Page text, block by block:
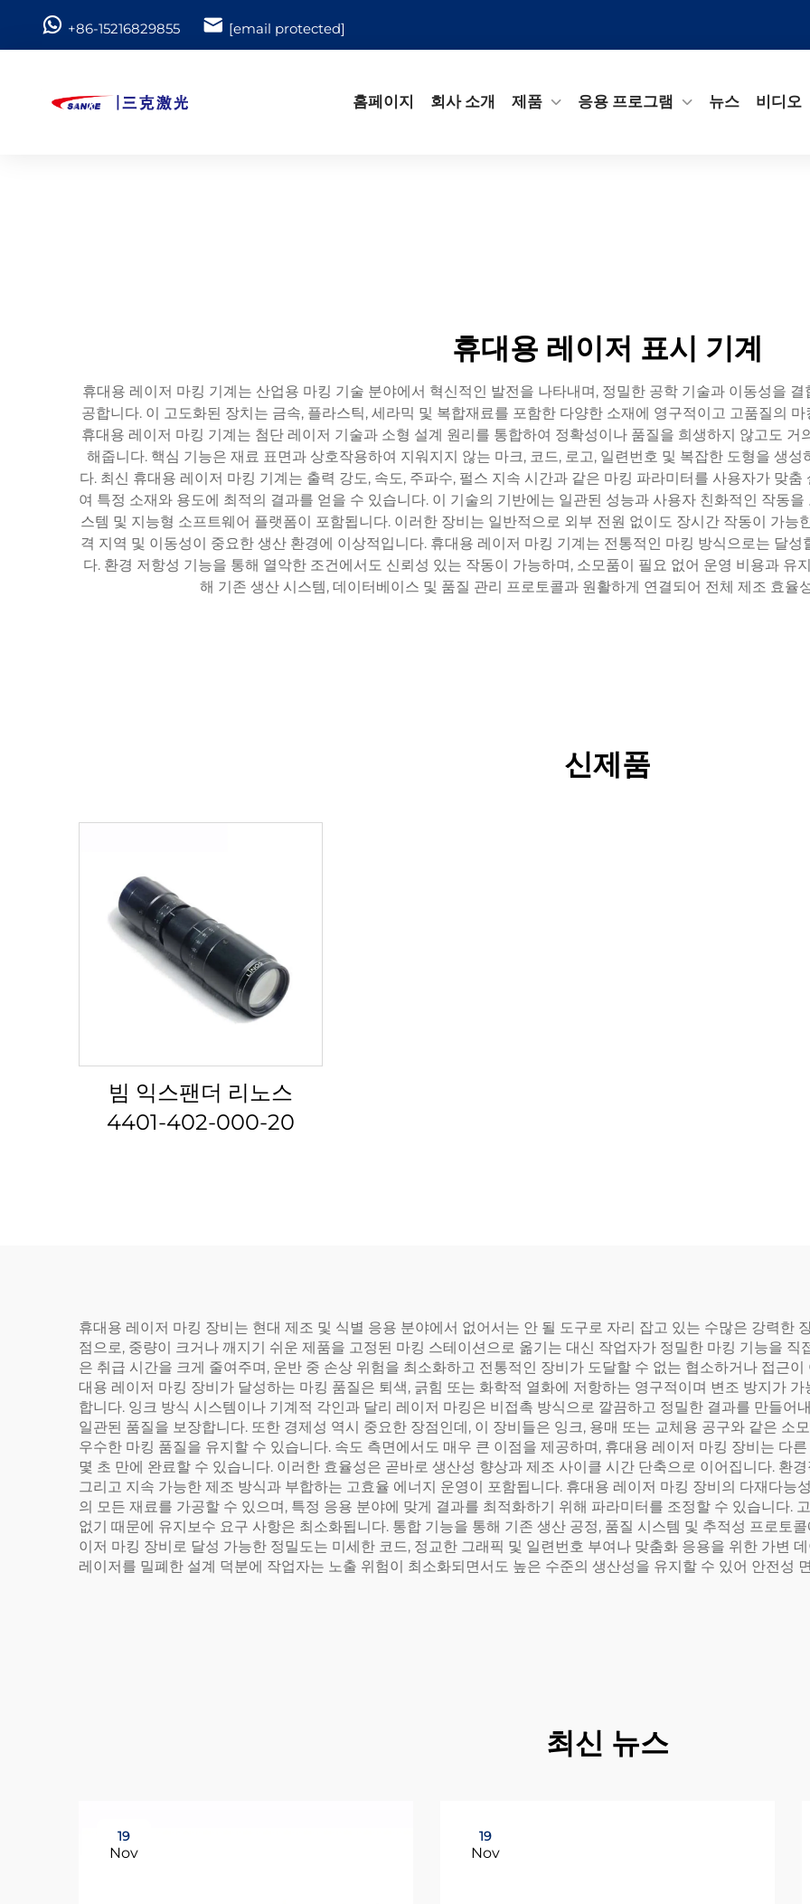
+86-15216829855 [email protected]
홈페이지 회사 소개 제품 응용 프로그램 뉴스 비디오
휴대용 레이저 표시 기계
휴대용 레이저 마킹 기계는 산업용 마킹 기술 분야에서 혁신적인 발전을 나타내며, 정밀한 공학 기술과 이동성을
공합니다. 이 고도화된 장치는 금속, 플라스틱, 세라믹 및 복합재료를 포함한 다양한 소재에 영구적이고 고품질의
휴대용 레이저 마킹 기계는 첨단 레이저 기술과 소형 설계 원리를 통합하여 정확성이나 품질을 희생하지 않고도
해줍니다. 핵심 기능은 재료 표면과 상호작용하여 지워지지 않는 마크, 코드, 로고, 일련번호 및 복잡한 도형을 생
다. 최신 휴대용 레이저 마킹 기계는 출력 강도, 속도, 주파수, 펄스 지속 시간과 같은 마킹 파라미터를 사용자가 맞
여 특정 소재와 용도에 최적의 결과를 얻을 수 있습니다. 이 기술의 기반에는 일관된 성능과 사용자 친화적인 작동
스템 및 지능형 소프트웨어 플랫폼이 포함됩니다. 이러한 장비는 일반적으로 외부 전원 없이도 장시간 작동이 가능
격 지역 및 이동성이 중요한 생산 환경에 이상적입니다. 휴대용 레이저 마킹 기계는 전통적인 마킹 방식으로는 달
다. 환경 저항성 기능을 통해 열악한 조건에서도 신뢰성 있는 작동이 가능하며, 소모품이 필요 없어 운영 비용과 유
해 기존 생산 시스템, 데이터베이스 및 품질 관리 프로토콜과 원활하게 연결되어 전체 제조 효율
신제품
빔 익스팬더 리노스
4401-402-000-20
휴대용 레이저 마킹 장비는 현대 제조 및 식별 응용 분야에서 없어서는 안 될 도구로 자리 잡고 있는 수많은 강력한
점으로, 중량이 크거나 깨지기 쉬운 제품을 고정된 마킹 스테이션으로 옮기는 대신 작업자가 정밀한 마킹 기능을
은 취급 시간을 크게 줄여주며, 운반 중 손상 위험을 최소화하고 전통적인 장비가 도달할 수 없는 협소하거나 접근
대용 레이저 마킹 장비가 달성하는 마킹 품질은 퇴색, 긁힘 또는 화학적 열화에 저항하는 영구적이며 변조 방지가
합니다. 잉크 방식 시스템이나 기계적 각인과 달리 레이저 마킹은 비접촉 방식으로 깔끔하고 정밀한 결과를 만들어
일관된 품질을 보장합니다. 또한 경제성 역시 중요한 장점인데, 이 장비들은 잉크, 용매 또는 교체용 공구와 같은 소
우수한 마킹 품질을 유지할 수 있습니다. 속도 측면에서도 매우 큰 이점을 제공하며, 휴대용 레이저 마킹 장비는 다
몇 초 만에 완료할 수 있습니다. 이러한 효율성은 곧바로 생산성 향상과 제조 사이클 시간 단축으로 이어집니다. 환
그리고 지속 가능한 제조 방식과 부합하는 고효율 에너지 운영이 포함됩니다. 휴대용 레이저 마킹 장비의 다재다능
의 모든 재료를 가공할 수 있으며, 특정 응용 분야에 맞게 결과를 최적화하기 위해 파라미터를 조정할 수 있습니다.
없기 때문에 유지보수 요구 사항은 최소화됩니다. 통합 기능을 통해 기존 생산 공정, 품질 시스템 및 추적성 프로토
이저 마킹 장비로 달성 가능한 정밀도는 미세한 코드, 정교한 그래픽 및 일련번호 부여나 맞춤화 응용을 위한 가변
레이저를 밀폐한 설계 덕분에 작업자는 노출 위험이 최소화되면서도 높은 수준의 생산성을 유지할 수 있어 안전성
최신 뉴스
19
Nov
19
Nov